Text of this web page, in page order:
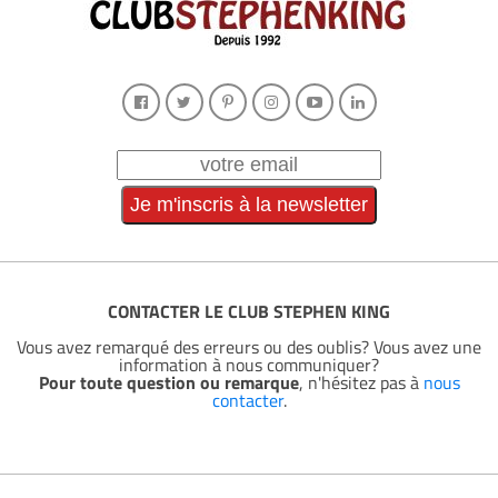
CONTACTER LE CLUB STEPHEN KING
Vous avez remarqué des erreurs ou des oublis? Vous avez une
information à nous communiquer?
Pour toute question ou remarque, n'hésitez pas à nous
contacter.